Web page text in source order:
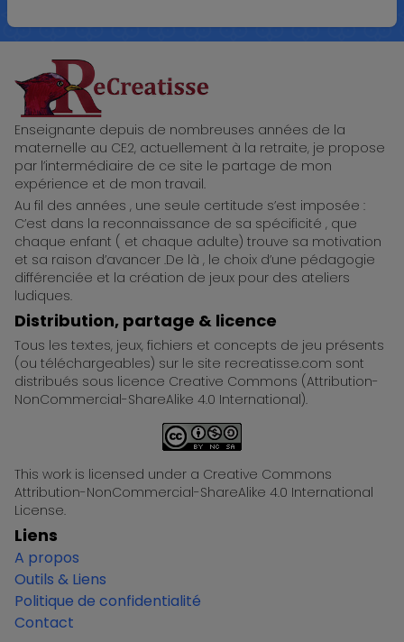
ReCreatisse
Enseignante depuis de nombreuses années de la
maternelle au CE2, actuellement à la retraite, je propose
par l’intermédiaire de ce site le partage de mon
expérience et de mon travail.
Au fil des années , une seule certitude s’est imposée :
C’est dans la reconnaissance de sa spécificité , que
chaque enfant ( et chaque adulte) trouve sa motivation
et sa raison d’avancer .De là , le choix d’une pédagogie
différenciée et la création de jeux pour des ateliers
ludiques.
Distribution, partage & licence
Tous les textes, jeux, fichiers et concepts de jeu présents
(ou téléchargeables) sur le site recreatisse.com sont
distribués sous licence Creative Commons (Attribution-
NonCommercial-ShareAlike 4.0 International).
This work is licensed under a Creative Commons
Attribution-NonCommercial-ShareAlike 4.0 International
License.
Liens
A propos
Outils & Liens
Politique de confidentialité
Contact